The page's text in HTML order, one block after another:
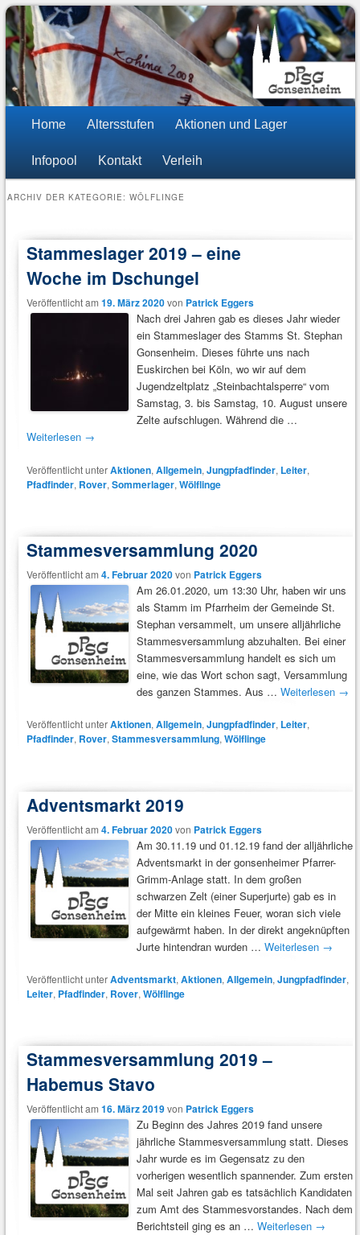
Pfadfinder Mainz-Gonsenheim
DPSG Stamm St. Stephan
Zum
wechseln
Zum
Inhalt
Home Altersstufen Aktionen und Lager
Infopool Kontakt Verleih
ARCHIV DER KATEGORIE:WÖLFLINGE
Stammeslager 2019 – eine
Woche im Dschungel
Veröffentlicht am19. März 2020von Patrick Eggers
Nach drei Jahren gab es dieses Jahr wieder
ein Stammeslager des Stamms St. Stephan
Gonsenheim. Dieses führte uns nach
Euskirchen bei Köln, wo wir auf dem
Jugendzeltplatz „Steinbachtalsperre“ vom
Samstag, 3. bis Samstag, 10. August unsere
Zelte aufschlugen. Während die …
Weiterlesen →
Veröffentlicht unterAktionen,Allgemein,Jungpfadfinder, Leiter,
Pfadfinder, Rover,Sommerlager,Wölflinge
Stammesversammlung 2020
Veröffentlicht am4. Februar 2020von Patrick Eggers
Am 26.01.2020, um 13:30 Uhr, haben wir uns
als Stamm im Pfarrheim der Gemeinde St.
Stephan versammelt, um unsere alljährliche
Stammesversammlung abzuhalten. Bei einer
Stammesversammlung handelt es sich um
eine, wie das Wort schon sagt, Versammlung
des ganzen Stammes. Aus … Weiterlesen →
Veröffentlicht unterAktionen,Allgemein,Jungpfadfinder, Leiter,
Pfadfinder, Rover,Stammesversammlung,Wölflinge
Adventsmarkt 2019
Veröffentlicht am4. Februar 2020von Patrick Eggers
Am 30.11.19 und 01.12.19 fand der alljährliche
Adventsmarkt in der gonsenheimer Pfarrer-
Grimm-Anlage statt. In dem großen
schwarzen Zelt (einer Superjurte) gab es in
der Mitte ein kleines Feuer, woran sich viele
aufgewärmt haben. In der direkt angeknüpften
Jurte hintendran wurden … Weiterlesen →
Veröffentlicht unterAdventsmarkt,Aktionen,Allgemein,Jungpfadfinder,
Leiter, Pfadfinder, Rover,Wölflinge
Stammesversammlung 2019 –
Habemus Stavo
Veröffentlicht am16. März 2019von Patrick Eggers
Zu Beginn des Jahres 2019 fand unsere
jährliche Stammesversammlung statt. Dieses
Jahr wurde es im Gegensatz zu den
vorherigen wesentlich spannender. Zum ersten
Mal seit Jahren gab es tatsächlich Kandidaten
zum Amt des Stammesvorstandes. Nach dem
Berichtsteil ging es an … Weiterlesen →